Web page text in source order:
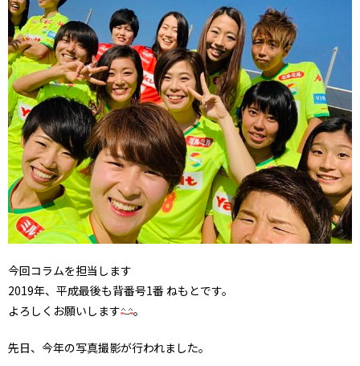
今回コラムを担当します
2019年、平成最後も背番号1番 ねもとです。
よろしくお願いします
。
先日、今年の写真撮影が行われました。